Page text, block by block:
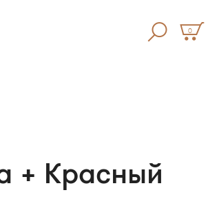
0
+ Красный